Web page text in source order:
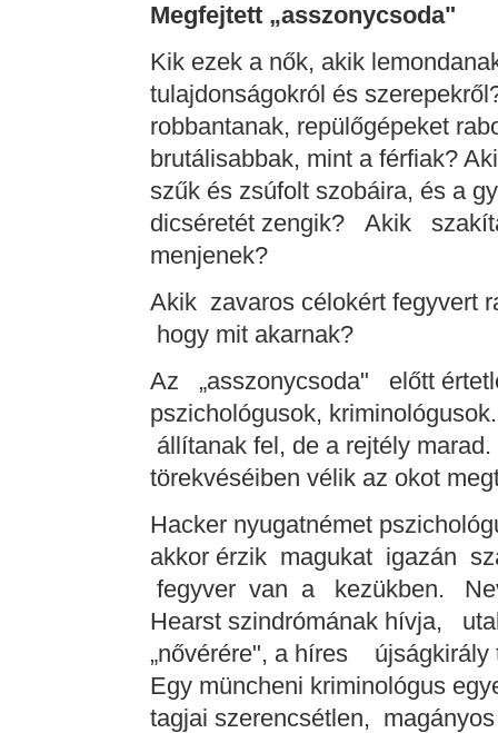
Megfejtett „asszonycsoda"
Kik ezek a nők, akik
tulajdonságokról és
robbantanak, repülőgépeket
brutálisabbak, mint a férfiak?
szűk és zsúfolt szobáira, és a
dicséretét zengik? Akik
menjenek?
Akik zavaros célokért
hogy mit akarnak?
Az „asszonycsoda" előtt
pszichológusok,
állítanak fel, de a rejtély
törekvéséiben vélik az okot
Hacker nyugatnémet
akkor érzik magukat igazán
fegyver van a kezükben.
Hearst szindrómának hívja,
„nővérére", a híres
Egy müncheni kriminológus
tagjai szerencsétlen,